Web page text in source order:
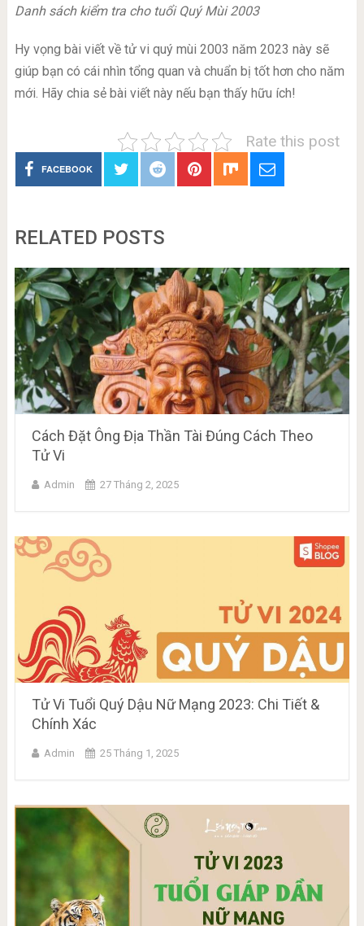
Danh sách kiểm tra cho tuổi Quý Mùi 2003
Hy vọng bài viết về tử vi quý mùi 2003 năm 2023 này sẽ
giúp bạn có cái nhìn tổng quan và chuẩn bị tốt hơn cho năm
mới. Hãy chia sẻ bài viết này nếu bạn thấy hữu ích!
Rate this post
FACEBOOK
RELATED POSTS
Cách Đặt Ông Địa Thần Tài Đúng Cách Theo
Tử Vi
Admin 27 Tháng 2, 2025
Tử Vi Tuổi Quý Dậu Nữ Mạng 2023: Chi Tiết &
Chính Xác
Admin 25 Tháng 1, 2025